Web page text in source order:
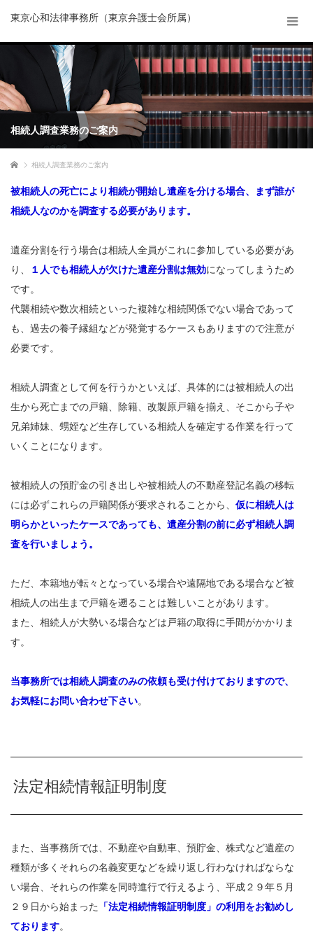
東京心和法律事務所（東京弁護士会所属）
相続人調査業務のご案内
ホーム 相続人調査業務のご案内
被相続人の死亡により相続が開始し遺産を分ける場合、まず誰が
相続人なのかを調査する必要があります。
遺産分割を行う場合は相続人全員がこれに参加している必要があ
り、
１人でも相続人が欠けた遺産分割は無効になってしまうため
です。
代襲相続や数次相続といった複雑な相続関係でない場合であって
も、過去の養子縁組などが発覚するケースもありますので注意が
必要です。
相続人調査として何を行うかといえば、具体的には被相続人の出
生から死亡までの戸籍、除籍、改製原戸籍を揃え、そこから子や
兄弟姉妹、甥姪など生存している相続人を確定する作業を行って
いくことになります。
被相続人の預貯金の引き出しや被相続人の不動産登記名義の移転
には必ずこれらの戸籍関係が要求されることから、 仮に相続人は
明らかといったケースであっても、遺産分割の前に必ず相続人調
査を行いましょう。
ただ、本籍地が転々となっている場合や遠隔地である場合など被
相続人の出生まで戸籍を遡ることは難しいことがあります。
また、相続人が大勢いる場合などは戸籍の取得に手間がかかりま
す。
当事務所では相続人調査のみの依頼も受け付けておりますので、
お気軽にお問い合わせ下さい。
法定相続情報証明制度
また、当事務所では、不動産や自動車、預貯金、株式など遺産の
種類が多くそれらの名義変更などを繰り返し行わなければならな
い場合、それらの作業を同時進行で行えるよう、平成２９年５月
２９日から始まった
「法定相続情報証明制度」の利用をお勧めし
ております。